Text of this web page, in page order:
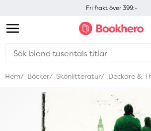
Fri frakt över 399:-
Hem Böcker Skönlitteratur Deckare &